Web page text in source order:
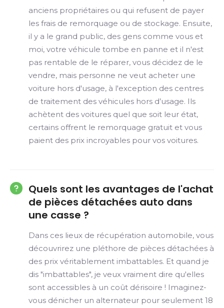
anciens propriétaires ou qui refusent de payer
les frais de remorquage ou de stockage. Ensuite,
il y a le grand public, des gens comme vous et
moi, votre véhicule tombe en panne et il n'est
pas rentable de le réparer, vous décidez de le
vendre, mais personne ne veut acheter une
voiture hors d'usage, à l'exception des centres
de traitement des véhicules hors d’usage. Ils
achètent des voitures quel que soit leur état,
certains offrent le remorquage gratuit et vous
paient des prix incroyables pour vos voitures.
Quels sont les avantages de l'achat
de pièces détachées auto dans
une casse ?
Dans ces lieux de récupération automobile, vous
découvrirez une pléthore de pièces détachées à
des prix véritablement imbattables. Et quand je
dis "imbattables", je veux vraiment dire qu'elles
sont accessibles à un coût dérisoire ! Imaginez-
vous dénicher un alternateur pour seulement 18